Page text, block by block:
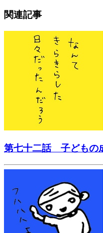
関連記事
第七十二話 子どもの